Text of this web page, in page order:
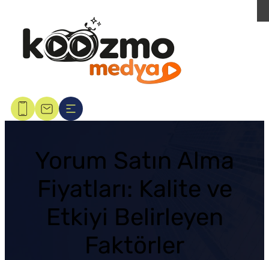
Yorum Satın Alma
Fiyatları: Kalite ve
Etkiyi Belirleyen
Faktörler